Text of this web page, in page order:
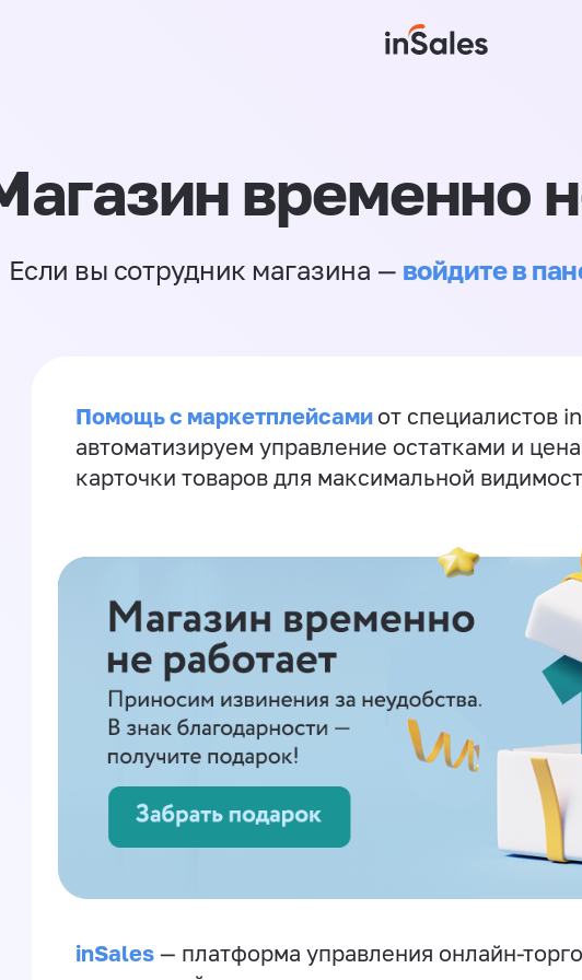
временно
Если вы сотрудник магазина — войдите в
Помощь с маркетплейсами от специалистов
автоматизируем управление остатками и
карточки товаров для максимальной
inSales — платформа управления онлайн-